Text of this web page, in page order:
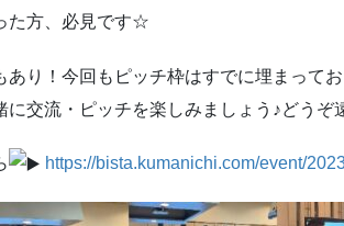
た方、必見です☆
あり！今回もピッチ枠はすでに埋まって
交流・ピッチを楽しみましょう♪どうぞ
https://bista.kumanichi.com/event/